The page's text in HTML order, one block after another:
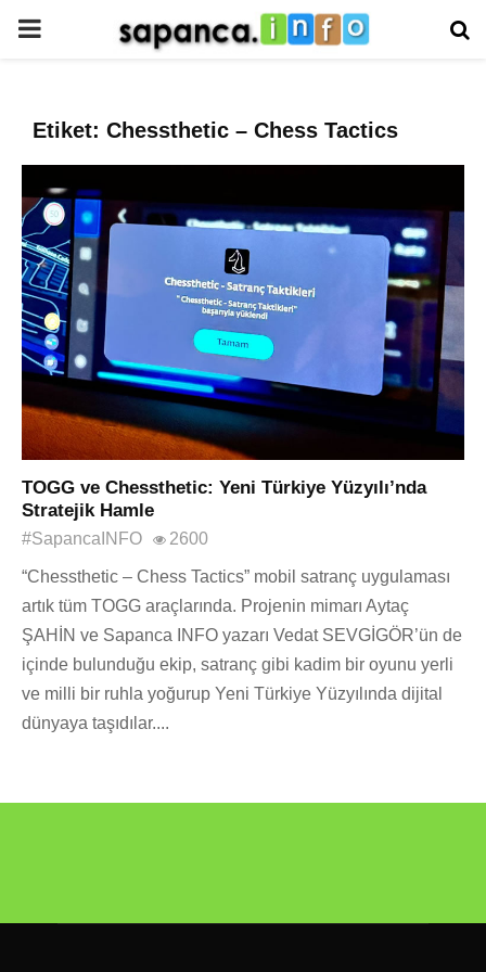
PRIMARY
Etiket: Chessthetic – Chess Tactics
TOGG ve Chessthetic: Yeni Türkiye Yüzyılı’nda
Stratejik Hamle
#SapancaINFO 2600
“Chessthetic – Chess Tactics” mobil satranç uygulaması
artık tüm TOGG araçlarında. Projenin mimarı Aytaç
ŞAHİN ve Sapanca INFO yazarı Vedat SEVGİGÖR’ün de
içinde bulunduğu ekip, satranç gibi kadim bir oyunu yerli
ve milli bir ruhla yoğurup Yeni Türkiye Yüzyılında dijital
dünyaya taşıdılar....